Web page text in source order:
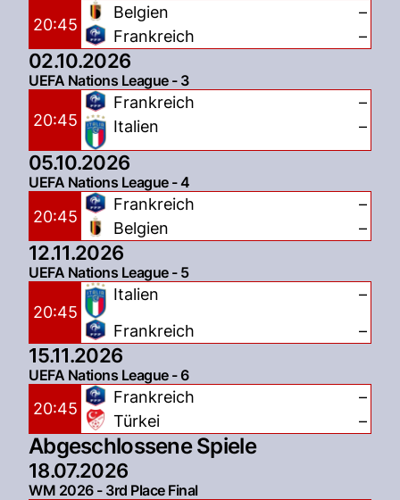
20:45
Belgien
Frankreich
–
–
02.10.2026
UEFA Nations League - 3
20:45
Frankreich
Italien
–
–
05.10.2026
UEFA Nations League - 4
20:45
Frankreich
Belgien
–
–
12.11.2026
UEFA Nations League - 5
20:45
Italien
Frankreich
–
–
15.11.2026
UEFA Nations League - 6
20:45
Frankreich
Türkei
–
–
Abgeschlossene Spiele
18.07.2026
WM 2026 - 3rd Place Final